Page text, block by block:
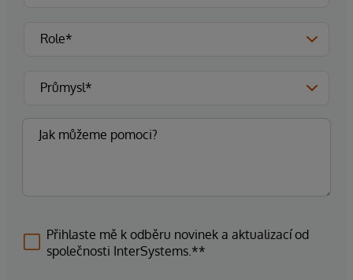
Přihlaste mě k odběru novinek a aktualizací od
společnosti InterSystems.**